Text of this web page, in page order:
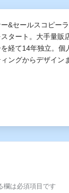
&セールスコピー
タート。大手量販
経て14年独立。個
ングからデザイン
欄は必須項目です